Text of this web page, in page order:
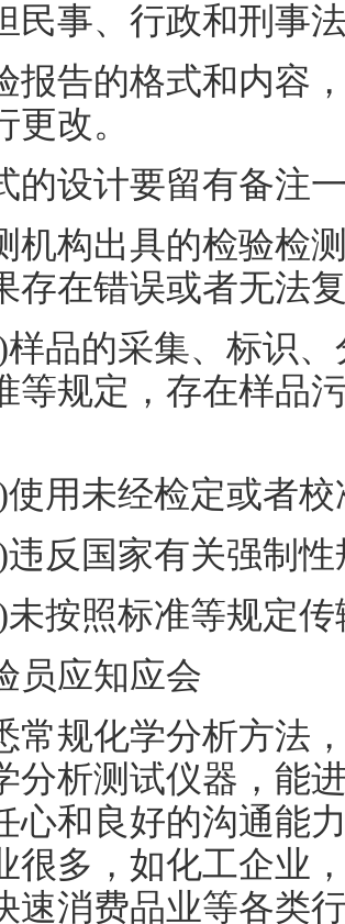
民事、行政和刑事
告的格式和内容，
更改。
设计要留有备注
机构出具的检验检
存在错误或者无法
样品的采集、标识
等规定，存在样品
使用未经检定或者
违反国家有关强制
未按照标准等规定
员应知应会
常规化学分析方法
分析测试仪器，能
心和良好的沟通能
很多，如化工企业
速消费品业等各